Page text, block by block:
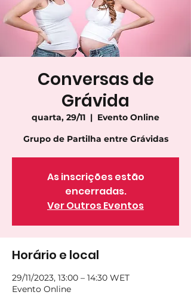
Conversas de
Grávida
quarta, 29/11
  |
Evento Online
Grupo de Partilha entre Grávidas
As inscrições estão
encerradas.
Ver Outros Eventos
Horário e local
29/11/2023, 13:00 – 14:30 WET
Evento Online